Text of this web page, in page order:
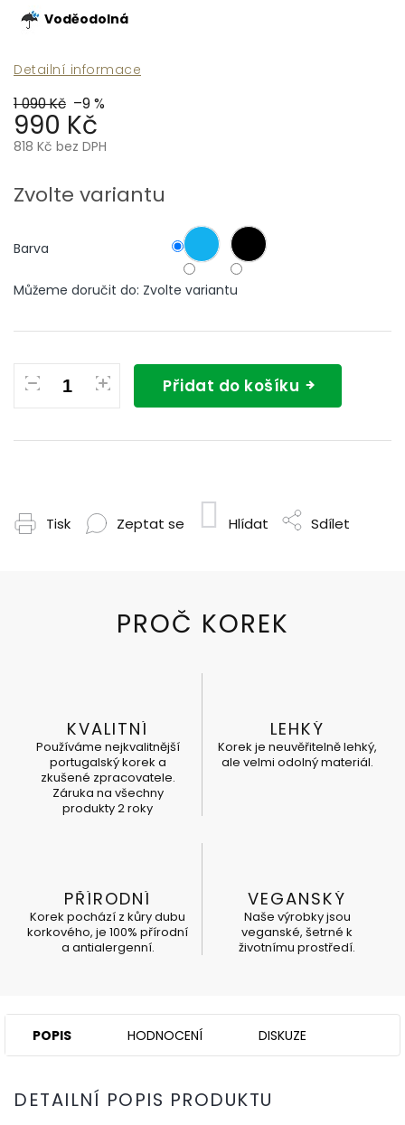
1 090 Kč –9 %
990 Kč
818 Kč bez DPH
cena:
Zvolte variantu
Barva
Můžeme doručit do: Zvolte variantu
Přidat do košíku
Voděodolná
Detailní informace
Tisk Zeptat se Hlídat Sdílet
KVALITNÍ
Používáme nejkvalitnější
portugalský korek a
zkušené zpracovatele.
Záruka na všechny
produkty 2 roky
LEHKÝ
Korek je neuvěřitelně lehký,
ale velmi odolný materiál.
PŘÍRODNÍ
Korek pochází z kůry dubu
korkového, je 100% přírodní
a antialergenní.
VEGANSKÝ
Naše výrobky jsou
veganské, šetrné k
životnímu prostředí.
POPIS HODNOCENÍ DISKUZE
DETAILNÍ POPIS PRODUKTU